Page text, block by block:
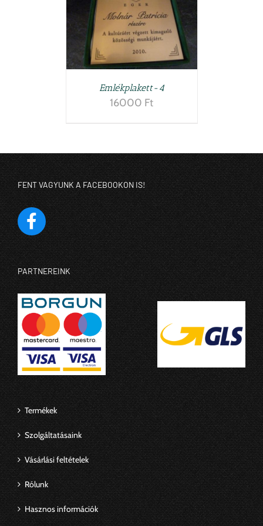
Emlékplakett-4
16000 Ft
FENT VAGYUNK A FACEBOOKON IS!
PARTNEREINK
Termékek
Szolgáltatásaink
Vásárlási feltételek
Rólunk
Hasznos információk